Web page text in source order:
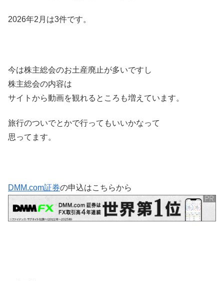
2026年2月は3件です。
今は株主総会のお土産廃止が多いですし
株主総会の内容は
サイトから動画を観れるところも増えています。
旅行のついでとかで行ってもいいかなって
思ってます。
DMM.com証券の申込はこちらから